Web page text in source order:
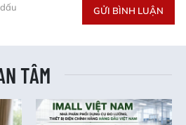
GỬI BÌNH LUẬN
TÂM